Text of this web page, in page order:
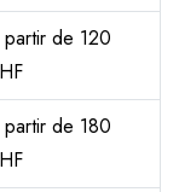
de 120
de 180